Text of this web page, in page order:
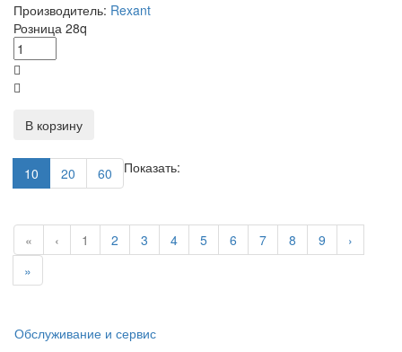
Производитель: Rexant
Розница 28q
В корзину
Показать:
10 20 60
« ‹ 1 2 3 4 5 6 7 8 9
›
»
Обслуживание и сервис